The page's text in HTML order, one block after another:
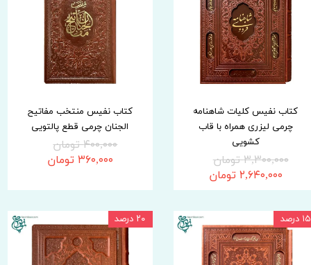
کتاب نفیس کلیات شاهنامه
چرمی لیزری همراه با قاب
کشویی
۳,۳۰۰,۰۰۰ تومان
۲,۶۴۰,۰۰۰ تومان
کتاب نفیس منتخب مفاتیح
الجنان چرمی قطع پالتویی
۴۰۰,۰۰۰ تومان
۳۶۰,۰۰۰ تومان
۱۵ درصد ۲۰ درصد